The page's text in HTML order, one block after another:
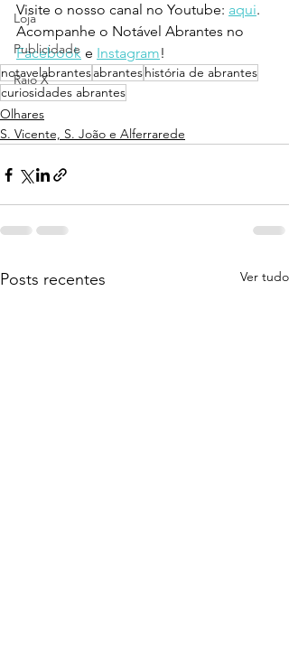
Loja
Publicidade
Raio X
Visite o nosso canal no Youtube: aqui.
Acompanhe o Notável Abrantes no
Facebook e Instagram!
notavelabrantesabranteshistória de abrantes
curiosidades abrantes
Olhares
S. Vicente, S. João e Alferrarede
Posts recentes Ver tudo